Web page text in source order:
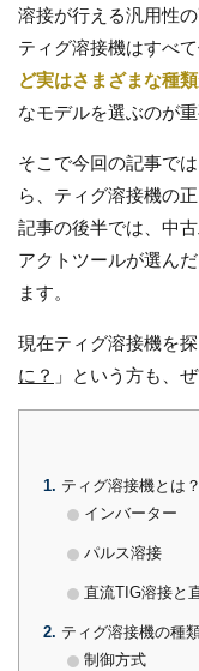
溶接が行える汎用性
ティグ溶接機はすべ
ど実はさまざまな種
なモデルを選ぶのが重
そこで今回の記事で
ら、ティグ溶接機の
記事の後半では、中
アクトツールが選ん
ます。
現在ティグ溶接機を
に？ 」という方も、
1 ティグ溶接機とは？
インバーター
パルス溶接
直流TIG溶接と
2 ティグ溶接機の種
制御方式